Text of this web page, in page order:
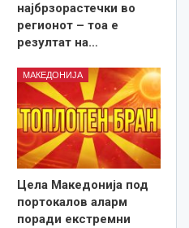
најбрзорастечки во
регионот – тоа е
резултат на…
МАКЕДОНИЈА
Цела Македонија под
портокалов аларм
поради екстремни